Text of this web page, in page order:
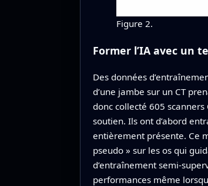
Figure 2.
Former l’IA avec un
Des données
d’une jambe sur un CT
donc collecté 605
soutien. Ils ont d’abord
entièrement présente. Ce
pseudo » sur les os qui
d’entraînement semi-
performances même